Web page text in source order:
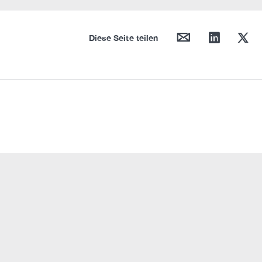
Diese Seite teilen mail linkedin twitter